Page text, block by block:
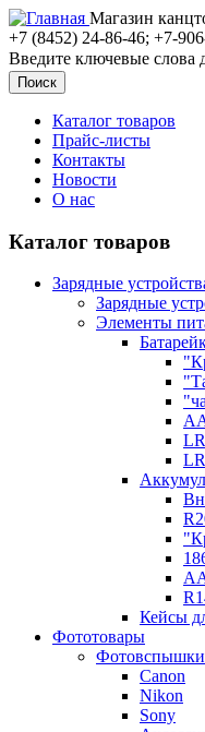
Магазин
+7 (8452) 24-86-46; +7-
Введите ключевые слова
Каталог товаров
Прайс-листы
Контакты
Новости
О нас
Каталог товаров
Зарядные
Зарядные
Элементы
Кейсы
Фототовары
Фотовспышки
Canon
Nikon
Sony